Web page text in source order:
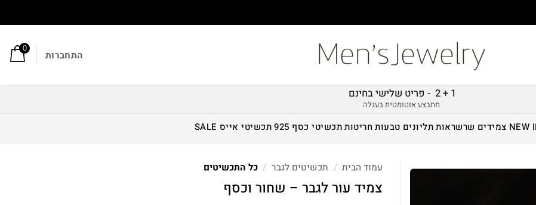
התחברות
0
1 + 2 - פריט שלישי בחינם
מתבצע אוטומטית בעגלה
NEW צמידים שרשראותתליונים טבעותחריטותתכשיטי כסף 925 תכשיטי אייס SALE
עמוד הבית / תכשיטים לגבר / כל התכשיטים
צמיד עור לגבר – שחור וכסף